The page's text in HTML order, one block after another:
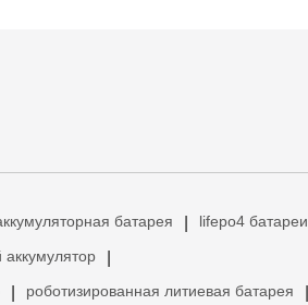
батарея lifepo4 батареи
аккумулятор
роботизированная литиевая батарея